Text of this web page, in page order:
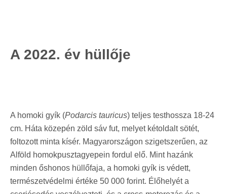
A 2022. év hüllője
A homoki gyík (Podarcis tauricus) teljes testhossza 18-24
cm. Háta közepén zöld sáv fut, melyet kétoldalt sötét,
foltozott minta kísér. Magyarországon szigetszerűen, az
Alföld homokpusztagyepein fordul elő. Mint hazánk
minden őshonos hüllőfaja, a homoki gyík is védett,
természetvédelmi értéke 50 000 forint. Élőhelyét a